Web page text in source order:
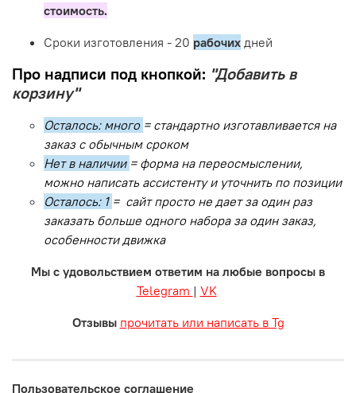
стоимость.
Сроки изготовления - 20 рабочих дней
Про надписи под кнопкой: "Добавить в
корзину"
Осталось: много = стандартно изготавливается на
заказ с обычным сроком
Нет в наличии = форма на переосмыслении,
можно написать ассистенту и уточнить по позиции
Осталось: 1 = сайт просто не дает за один раз
заказать больше одного набора за один заказ,
особенности движка
Мы с удовольствием ответим на любые вопросы в
Telegram | VK
Отзывы прочитать или написать в Tg
Пользовательское соглашение